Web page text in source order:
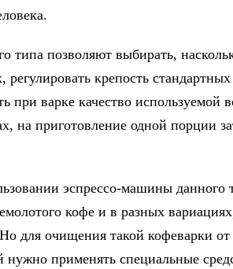
типа позволяют выбирать,
крепость
при варке качество используемой
на приготовление одной порции
эспрессо-машины данного
кофе и в разных
для очищения такой кофеварки
применять специальные